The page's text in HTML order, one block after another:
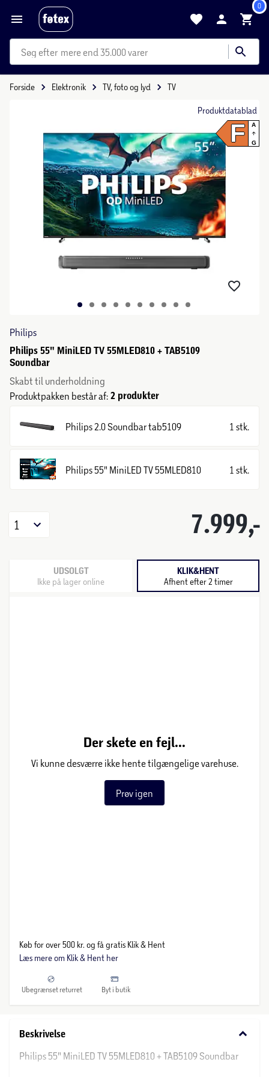
0
mere end 35.000 varer
Forside Elektronik TV, foto og lyd TV
Produktdatablad
F A
G
Philips
Philips 55" MiniLED TV 55MLED810 + TAB5109
Soundbar
Skabt til underholdning
Produktpakken består af: 2 produkter
Philips 2.0 Soundbar tab5109 1 stk.
Philips 55" MiniLED TV 55MLED810 1 stk.
7.999,-
1
UDSOLGT
Ikke på lager online
KLIK&HENT
Afhent efter 2 timer
Der skete en fejl...
Vi kunne desværre ikke hente tilgængelige varehuse.
Prøv igen
Køb for over 500 kr. og få gratis Klik & Hent
Læs mere om Klik & Hent her
Ubegrænset returret Byt i butik
Beskrivelse keyboard_arrow_down
Philips 55" MiniLED TV 55MLED810 + TAB5109 Soundbar